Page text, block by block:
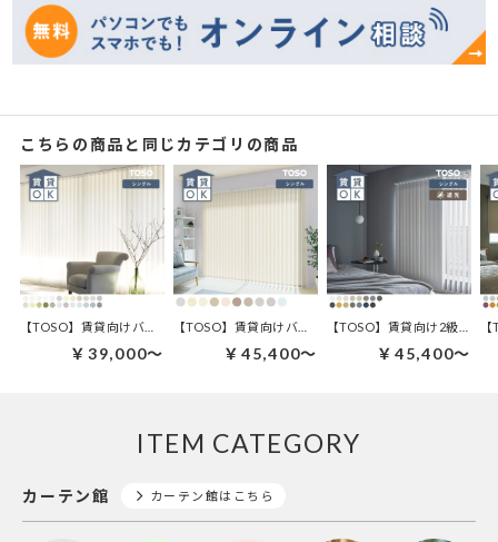
こちらの商品と同じカテゴリの商品
￥39,000～ ￥45,400～ ￥45,400～
ITEM CATEGORY
カーテン館 カーテン館はこちら